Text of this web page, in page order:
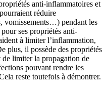
anti-inflammatoires et
réduire
vomissements…) pendant les
ses propriétés anti-
à limiter l’inflammation,
plus, il possède des propriétés
limiter la propagation de
pouvant rendre les
reste toutefois à démontrer.